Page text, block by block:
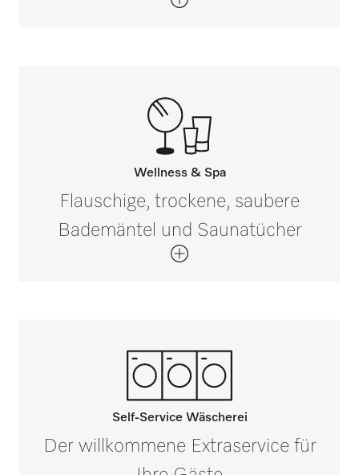
Wellness & Spa
Flauschige, trockene, saubere
Bademäntel und Saunatücher
Self-Service Wäscherei
Der willkommene Extraservice für